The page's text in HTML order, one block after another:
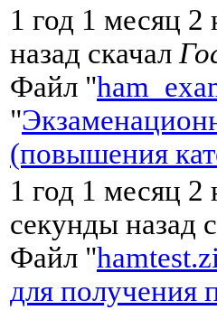
1 год 1 месяц
назад скачал
Файл "
"
(повышения
1 год 1 месяц
секунды назад
Файл "
для получения